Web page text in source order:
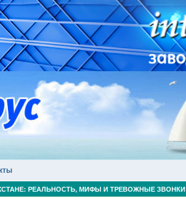
РЕАЛЬНОСТЬ, МИФЫ И ТРЕВОЖНЫЕ ЗВОНКИ